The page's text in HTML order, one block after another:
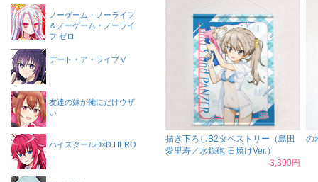
描き下ろしB2タペストリー（島田
愛里寿／水鉄砲 日焼けVer.）
3,300円
の
ノーゲーム・ノーライフ
＆ノーゲーム・ノーライ
フ ゼロ
デート・ア・ライブⅤ
友達の妹が俺にだけウザ
い
ハイスクールD×D HERO